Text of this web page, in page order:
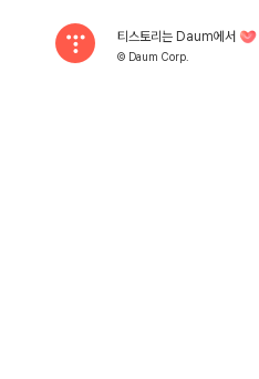
티스토리는 Daum에서
© Daum Corp.